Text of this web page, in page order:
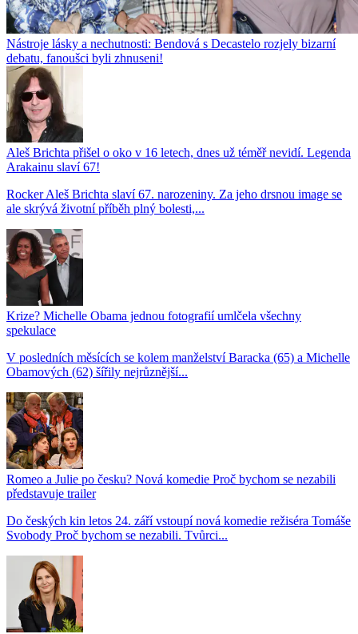
Nástroje lásky a nechutnosti: Bendová s Decastelo rozjely bizarní
debatu, fanoušci byli zhnuseni!
Aleš Brichta přišel o oko v 16 letech, dnes už téměř nevidí. Legenda
Arakainu slaví 67!
Rocker Aleš Brichta slaví 67. narozeniny. Za jeho drsnou image se
ale skrývá životní příběh plný bolesti,...
Krize? Michelle Obama jednou fotografií umlčela všechny
spekulace
V posledních měsících se kolem manželství Baracka (65) a Michelle
Obamových (62) šířily nejrůznější...
Romeo a Julie po česku? Nová komedie Proč bychom se nezabili
představuje trailer
Do českých kin letos 24. září vstoupí nová komedie režiséra Tomáše
Svobody Proč bychom se nezabili. Tvůrci...